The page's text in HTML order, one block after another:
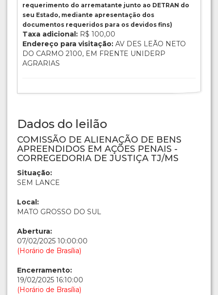
requerimento do arrematante junto ao DETRAN do
seu Estado, mediante apresentação dos
documentos requeridos para os devidos fins)
Taxa adicional: R$ 100,00
Endereço para visitação: AV DES LEÃO NETO
DO CARMO 2100, EM FRENTE UNIDERP
AGRARIAS
Dados do leilão
COMISSÃO DE ALIENAÇÃO DE BENS
APREENDIDOS EM AÇÕES PENAIS -
CORREGEDORIA DE JUSTIÇA TJ/MS
Situação:
SEM LANCE
Local:
MATO GROSSO DO SUL
Abertura:
07/02/2025 10:00:00
(Horário de Brasília)
Encerramento:
19/02/2025 16:10:00
(Horário de Brasília)